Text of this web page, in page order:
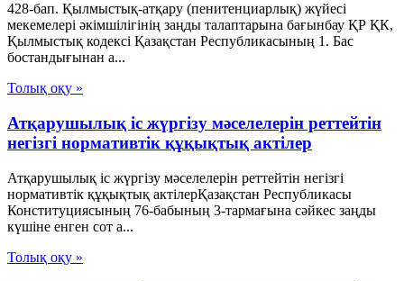
428-бап. Қылмыстық-атқару (пенитенциарлық) жүйесі
мекемелері әкімшілігінің заңды талаптарына бағынбау ҚР ҚК,
Қылмыстық кодексi Қазақстан Республикасының 1. Бас
бостандығынан а...
Толық оқу »
Атқарушылық іс жүргізу мәселелерін реттейтін
негізгі нормативтік құқықтық актілер
Атқарушылық іс жүргізу мәселелерін реттейтін негізгі
нормативтік құқықтық актілерҚазақстан Республикасы
Конституциясының 76-бабының 3-тармағына сәйкес заңды
күшіне енген сот а...
Толық оқу »